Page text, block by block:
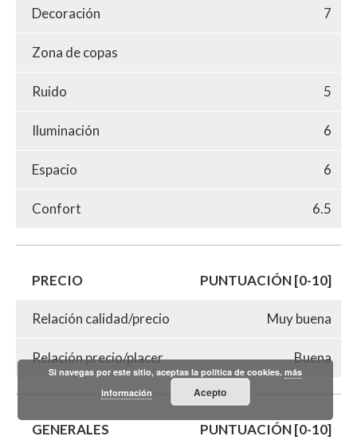
Decoración 7
Zona de copas
Ruido 5
Iluminación 6
Espacio 6
Confort 6.5
PRECIO PUNTUACIÓN [0-10]
Relación calidad/precio Muy buena
Relación precio/placer Buena
GENERALES PUNTUACIÓN [0-10]
Si navegas por este sitio, aceptas la política de cookies.más
información
Acepto